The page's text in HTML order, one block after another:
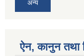
अन्य
ऐन, कानुन तथा